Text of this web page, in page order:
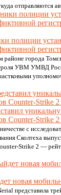
отправляются
полиции
районе города
УВМ УМВД
Counter-Strike
с
Сколтеха
Strike 2 —
новая
представила